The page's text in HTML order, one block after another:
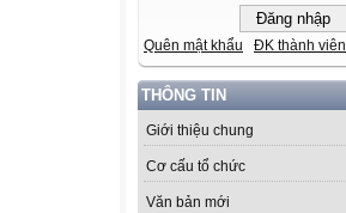
Quên mật khẩu ĐK thành viên
THÔNG TIN
Giới thiệu chung
Cơ cấu tổ chức
Văn bản mới